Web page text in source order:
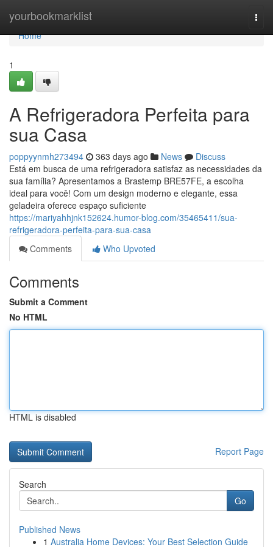
yourbookmarklist
Home
Home
1
A Refrigeradora Perfeita para
sua Casa
poppyynmh273494 363 days ago News
Discuss
Está em busca de uma refrigeradora satisfaz as necessidades da
sua família? Apresentamos a Brastemp BRE57FE, a escolha
ideal para você! Com um design moderno e elegante, essa
geladeira oferece espaço suficiente
https://mariyahhjnk152624.humor-blog.com/35465411/sua-
refrigeradora-perfeita-para-sua-casa
Comments
Who Upvoted
Comments
Submit a Comment
No HTML
HTML is disabled
Report Page
Search
Go
Published News
1 Australia Home Devices: Your Best Selection Guide